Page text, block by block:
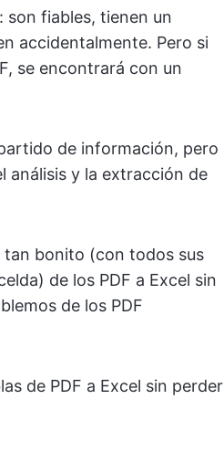
son fiables, tienen un
accidentalmente. Pero si
se encontrará con un
de información, pero
análisis y la extracción de
tan bonito (con todos sus
de los PDF a Excel sin
de los PDF
de PDF a Excel sin perder